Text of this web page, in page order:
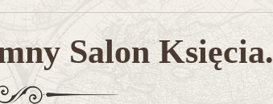
Salon Księcia.